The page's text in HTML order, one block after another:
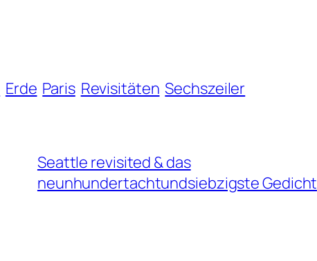
Erde Paris Revisitäten Sechszeiler
Seattle revisited & das
neunhundertachtundsiebzigste Gedicht